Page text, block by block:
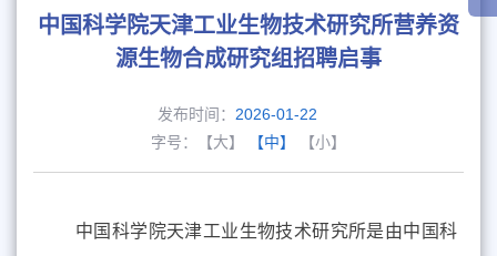
中国科学院天津工业生物技术研究所营养资
源生物合成研究组招聘启事
发布时间： 2026-01-22
字号：
【大】 【中】 【小】
中国科学院天津工业生物技术研究所是由中国科